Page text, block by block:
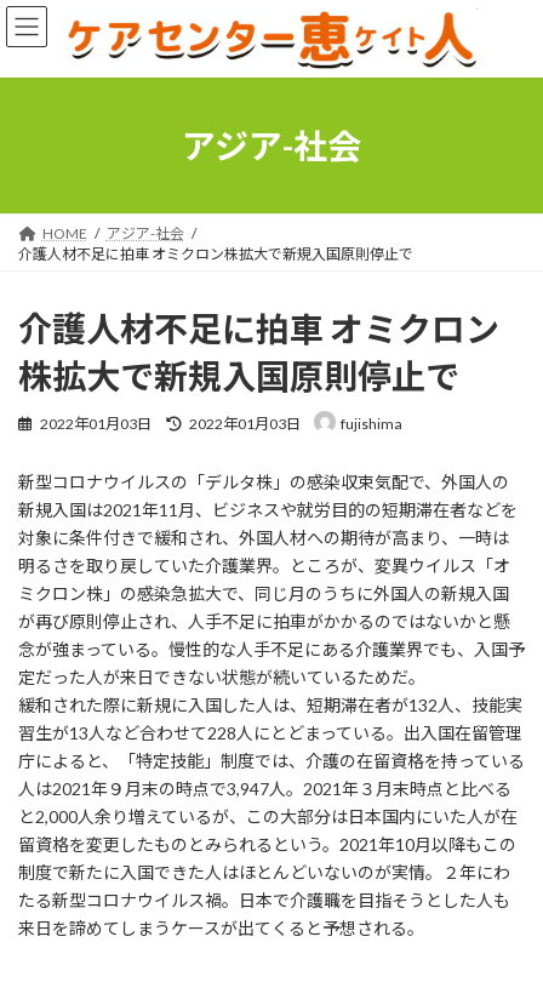
コ
ン
ン
ナ
ビ
ー
アジア-社会
HOME
アジア-社会
介護人材不足に拍車 オミクロン株拡大で新規入国原則停止で
介護人材不足に拍車 オミクロン
株拡大で新規入国原則停止で
2022年01月03日
最
新
日
時
2022年01月03日 fujishima
新型コロナウイルスの「デルタ株」の感染収束気配で、外国人の
新規入国は2021年11月、ビジネスや就労目的の短期滞在者などを
対象に条件付きで緩和され、外国人材への期待が高まり、一時は
明るさを取り戻していた介護業界。ところが、変異ウイルス「オ
ミクロン株」の感染急拡大で、同じ月のうちに外国人の新規入国
が再び原則停止され、人手不足に拍車がかかるのではないかと懸
念が強まっている。慢性的な人手不足にある介護業界でも、入国予
定だった人が来日できない状態が続いているためだ。
緩和された際に新規に入国した人は、短期滞在者が132人、技能実
習生が13人など合わせて228人にとどまっている。出入国在留管理
庁によると、「特定技能」制度では、介護の在留資格を持っている
人は2021年９月末の時点で3,947人。2021年３月末時点と比べる
と2,000人余り増えているが、この大部分は日本国内にいた人が在
留資格を変更したものとみられるという。2021年10月以降もこの
制度で新たに入国できた人はほとんどいないのが実情。２年にわ
たる新型コロナウイルス禍。日本で介護職を目指そうとした人も
来日を諦めてしまうケースが出てくると予想される。